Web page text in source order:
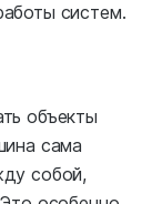
систем.
объекты
сама
собой,